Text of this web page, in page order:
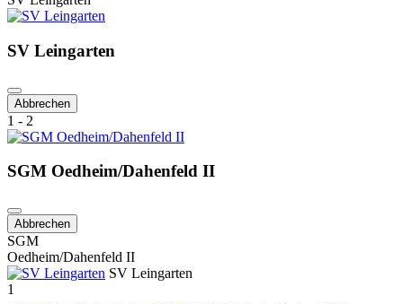
SV Leingarten
Abbrechen
1 - 2
SGM Oedheim/Dahenfeld II
Abbrechen
SGM
Oedheim/Dahenfeld II
SV Leingarten
1